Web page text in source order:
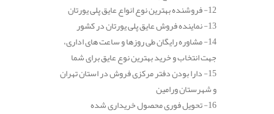
12- فروشنده بهترین نوع انواع عایق پلی یورتان
13- نماینده فروش عایق پلی یورتان در کشور
14- مشاوره رایگان طی روزها و ساعت های اداری،
جهت انتخاب و خرید بهترین نوع عایق برای شما
15- دارا بودن دفتر مرکزی فروش در استان تهران
و شهرستان ورامین
16- تحویل فوری محصول خریداری شده